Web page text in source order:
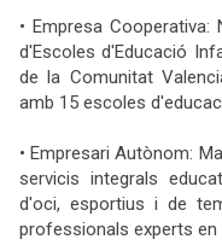
• Empresa Cooperativa:
d'Escoles d'Educació
de la Comunitat
amb 15 escoles
• Empresari Autònom:
servicis integrals
d'oci, esportius i de
professionals experts en